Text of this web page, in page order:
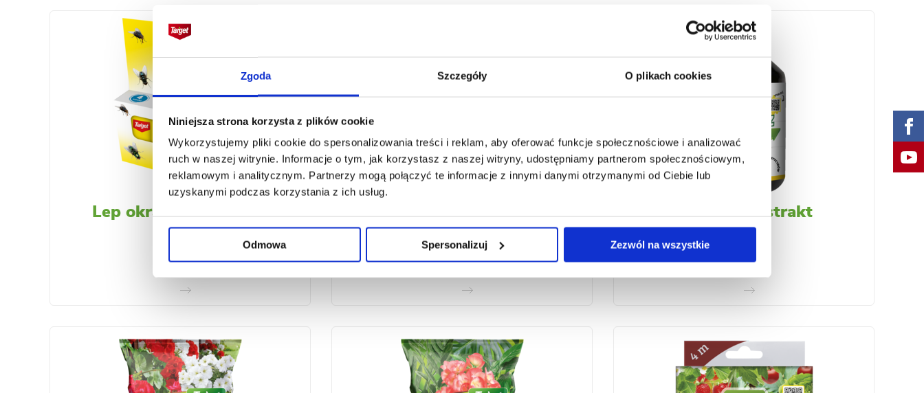
Zgoda Szczegóły O plikach cookies
Niniejsza strona korzysta z plików cookie
Wykorzystujemy pliki cookie do spersonalizowania treści i reklam, aby oferować funkcje społecznościowe i analizować
ruch w naszej witrynie. Informacje o tym, jak korzystasz z naszej witryny, udostępniamy partnerom społecznościowym,
reklamowym i analitycznym. Partnerzy mogą połączyć te informacje z innymi danymi otrzymanymi od Ciebie lub
uzyskanymi podczas korzystania z ich usług.
Odmowa Spersonalizuj Zezwól na wszystkie
Lep okrągły na muchy
poprawiający właściwości
gleby
Wrotycz ekstrakt